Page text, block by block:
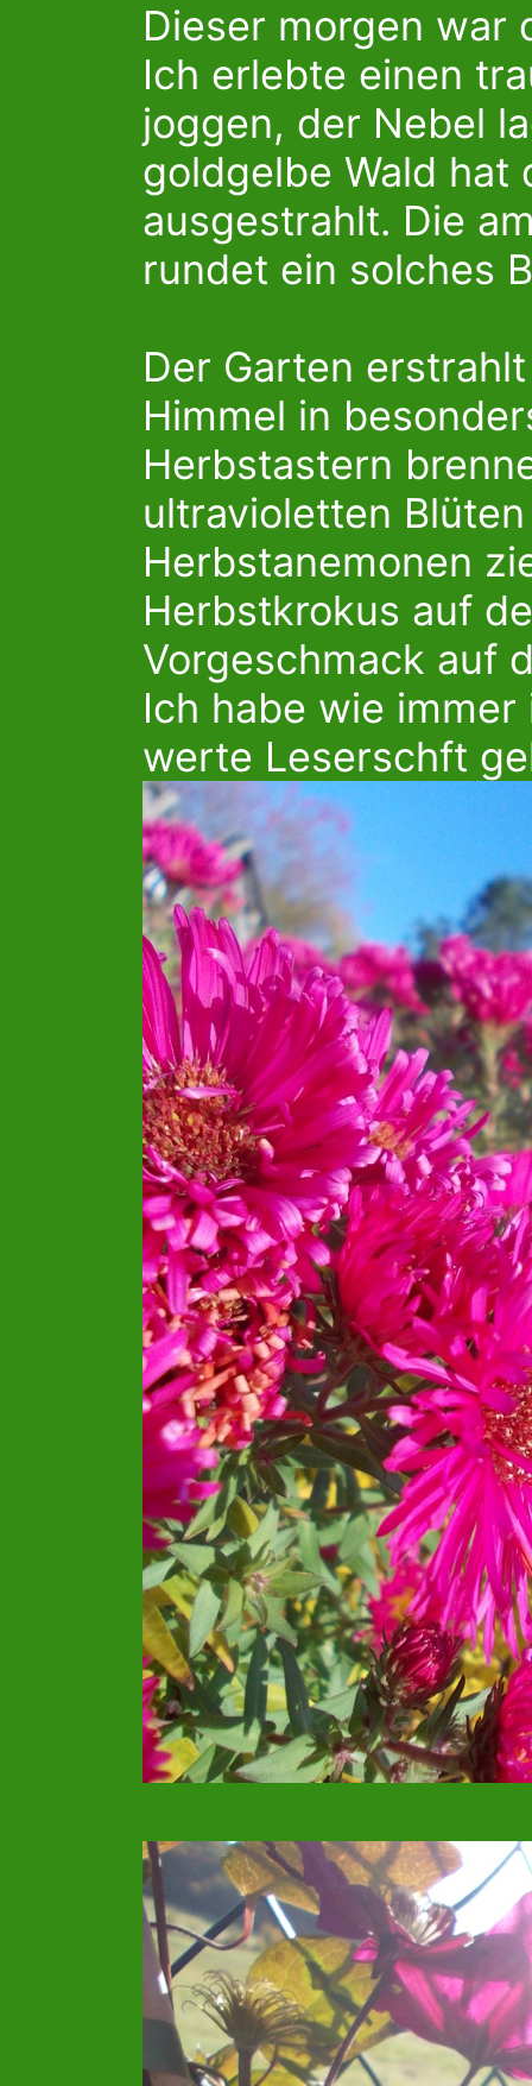
Dieser morgen war
Ich erlebte einen
joggen, der Nebel
goldgelbe Wald hat
ausgestrahlt. Die
rundet ein solches
Der Garten
Himmel in
Herbstastern
ultravioletten
Herbstanemonen
Herbstkrokus auf
Vorgeschmack auf
Ich habe wie
werte Leserschft